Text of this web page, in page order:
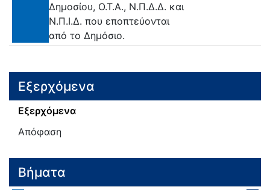
Δημοσίου, Ο.Τ.Α., Ν.Π.Δ.Δ. και
Ν.Π.Ι.Δ. που εποπτεύονται
από το Δημόσιο.
Εξερχόμενα
Εξερχόμενα
Απόφαση
Βήματα